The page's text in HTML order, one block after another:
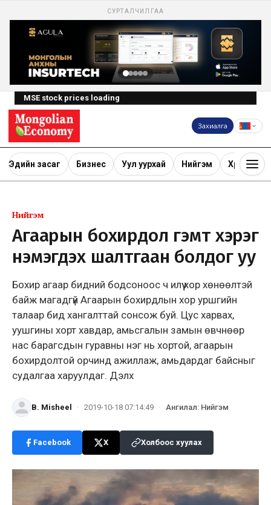
СУРТАЛЧИЛГАА
MSE stock prices loading
Захиалга
Эдийн засаг Бизнес Уул уурхай Нийгэм Хөрөнгө
Нийгэм
Агаарын бохирдол гэмт хэрэг
нэмэгдэх шалтгаан болдог уу
Бохир агаар бидний бодсоноос ч илүү хор хөнөөлтэй
байж магадгүй Агаарын бохирдлын хор уршгийн
талаар бид хангалттай сонсож буй. Цус харвах,
уушгины хорт хавдар, амьсгалын замын өвчнөөр
нас барагсдын гуравны нэг нь хортой, агаарын
бохирдолтой орчинд ажиллаж, амьдардаг байсныг
судалгаа харуулдаг. Дэлх
B. Misheel · 2019-10-18 07:14:49 · Ангилал: Нийгэм
Facebook X Холбоос хуулах